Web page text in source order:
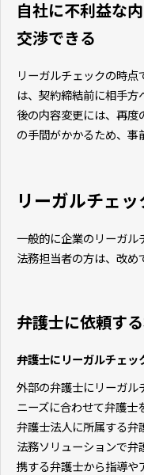
自社に不利益な
交渉できる
リーガルチェックの時
は、契約締結前に相手
後の内容変更には、再度
の手間がかかるため、事
リーガルチェ
一般的に企業のリーガル
法務担当者の方は、改め
弁護士に依頼す
弁護士にリーガルチェッ
外部の弁護士にリーガル
ニーズに合わせて弁護士
弁護士法人に所属する弁
法務ソリューションで
携する弁護士から指導